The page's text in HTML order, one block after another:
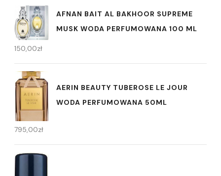
AFNAN BAIT AL BAKHOOR SUPREME
MUSK WODA PERFUMOWANA 100 ML
150,00zł
AERIN BEAUTY TUBEROSE LE JOUR
WODA PERFUMOWANA 50ML
795,00zł